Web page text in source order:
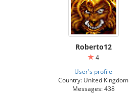
Roberto12
4
User's profile
Country: United Kingdom
Messages: 438